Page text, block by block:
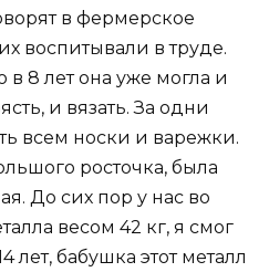
в фермерское
воспитывали в труде.
в 8 лет она уже могла и
и вязать. За одни
всем носки и варежки.
росточка, была
До сих пор у нас во
весом 42 кг, я смог
лет, бабушка этот металл